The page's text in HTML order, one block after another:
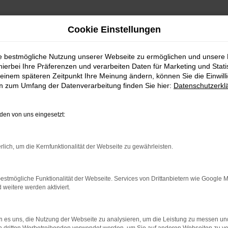
– die günstige Lösung für Augsburg
– die günstige
ein kostensparender Kompromiss. Wenn Sie sich für
Für Ihre Mobilität in Augsburg eignet sich das
1992 und schreibt Vertrauen groß. Jeder Škoda
keine Kompromisse ein, sondern setzen Sie gleich
von einem exzellenten Preis-Leistungs-Verhältnis
Cookie Einstellungen
bestmögliche Nutzung unserer Webseite zu ermöglichen und unsere
Ihre Präferenzen und verarbeiten Daten für Marketing und
späteren Zeitpunkt Ihre Meinung ändern, können Sie die
zum Umfang der Datenverarbeitung finden Sie hier:
von uns eingesetzt:
um die Kernfunktionalität der Webseite zu gewährleisten.
Funktionalität der Webseite. Services von Drittanbietern wie Google
weitere werden aktiviert.
es uns, die Nutzung der Webseite zu analysieren, um die Leistung zu messen